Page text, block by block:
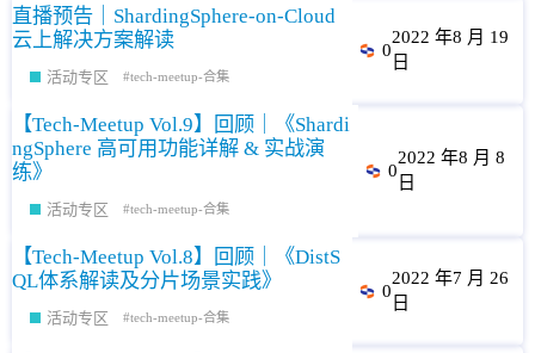
直播预告｜ShardingSphere-on-Cloud
云上解决方案解读
活动专区 tech-meetup-合集
0
2022 年8 月 19
日
【Tech-Meetup Vol.9】回顾｜《Shardi
ngSphere 高可用功能详解 & 实战演
练》
活动专区 tech-meetup-合集
0
2022 年8 月 8
日
【Tech-Meetup Vol.8】回顾｜《DistS
QL体系解读及分片场景实践》
活动专区 tech-meetup-合集
0
2022 年7 月 26
日